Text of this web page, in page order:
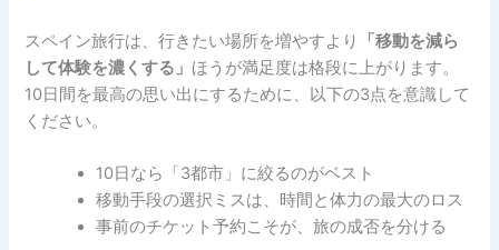
スペイン旅行は、行きたい場所を増やすより
「移動を減ら
して体験を濃くする」 ほうが満足度は格段に上がります。
10日間を最高の思い出にするために、以下の3点を意識して
ください。
10日なら「3都市」に絞るのがベスト
移動手段の選択ミスは、時間と体力の最大のロス
事前のチケット予約こそが、旅の成否を分ける